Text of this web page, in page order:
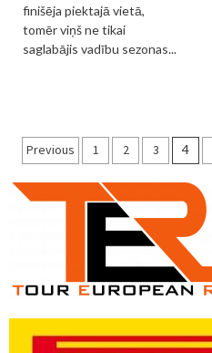
finišēja piektajā vietā,
tomēr viņš ne tikai
saglabājis vadību sezonas...
Ziņu
numerācija
pēc
lappusēm
Previous 1 2 3 4